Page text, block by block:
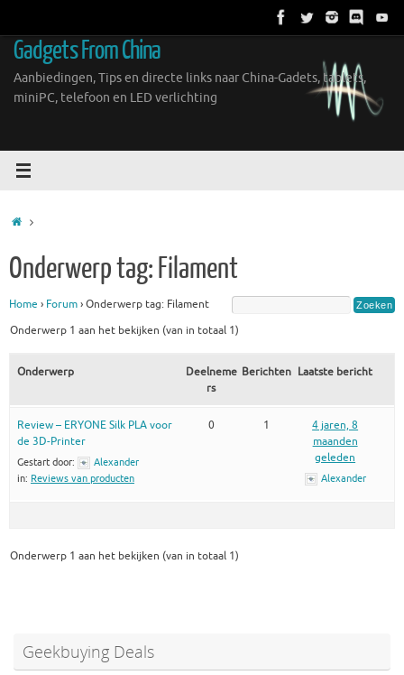
inhoud
Gadgets From China
Aanbiedingen, Tips en directe links naar China-Gadets, tablets,
miniPC, telefoon en LED verlichting
Home
Onderwerp tag: Filament
Home › Forum›Onderwerp tag: Filament
Onderwerp 1 aan het bekijken (van in totaal 1)
Onderwerp
Deelneme
rs
Berichten Laatste bericht
Review – ERYONE Silk PLA voor
de 3D-Printer
Gestart door:
Alexander
in: Reviews van producten
0 1
4 jaren, 8
maanden
geleden
Alexander
Onderwerp 1 aan het bekijken (van in totaal 1)
Geekbuying Deals